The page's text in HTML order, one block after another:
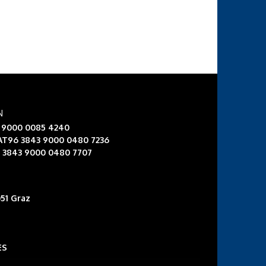
0085 4240
3843 9000 0480 7236
9000 0480 7707
Graz